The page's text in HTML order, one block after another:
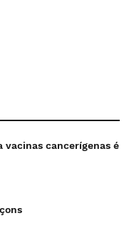
vacinas cancerígenas é